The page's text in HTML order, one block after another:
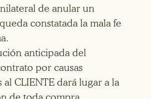
de anular un
constatada la mala fe
anticipada del
por causas
al CLIENTE dará lugar a la